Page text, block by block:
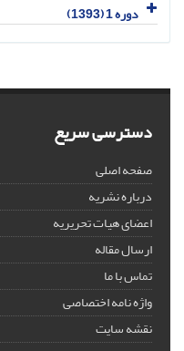
دوره 1 (1393)
دسترسی سریع
صفحه اصلی
درباره نشریه
اعضای هیات تحریریه
ارسال مقاله
تماس با ما
واژه نامه اختصاصی
نقشه سایت